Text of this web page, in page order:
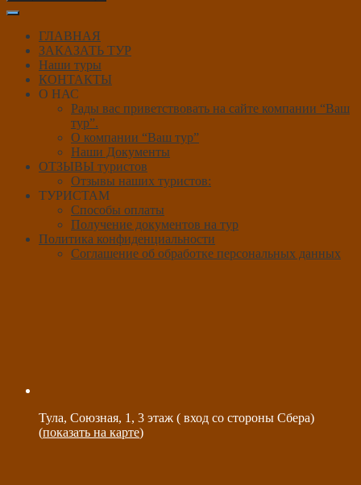
ГЛАВНАЯ
ЗАКАЗАТЬ ТУР
Наши туры
КОНТАКТЫ
О НАС
Рады вас приветствовать на сайте компании “Ваш
тур”.
О компании “Ваш тур”
Наши Документы
ОТЗЫВЫ туристов
Отзывы наших туристов:
ТУРИСТАМ
Способы оплаты
Получение документов на тур
Политика конфиденциальности
Соглашение об обработке персональных данных
Тула, Союзная, 1, 3 этаж ( вход со стороны Сбера)
(показать на карте)